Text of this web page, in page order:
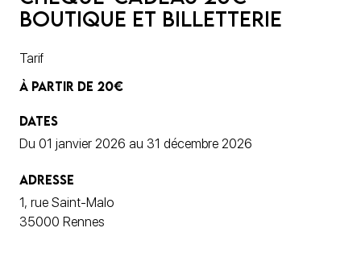
boutique et billetterie
Tarif
À PARTIR DE 20€
DATES
Du 01 janvier 2026 au 31 décembre 2026
ADRESSE
1, rue Saint-Malo
35000 Rennes